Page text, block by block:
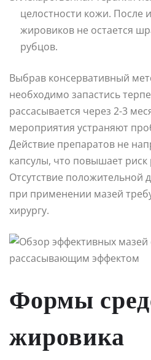
целостности кожи. После
жировиков не остается
рубцов.
Выбрав консервативный
необходимо запастись
рассасывается через 2-3
мероприятия устраняют
Действие препаратов не
капсулы, что повышает риск
Отсутствие положительной
при применении мазей
хирургу.
Формы
жировика